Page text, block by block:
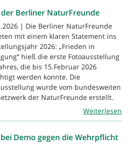
Berliner NaturFreunde
| Die Berliner NaturFreunde
mit einem klaren Statement ins
2026: „Frieden in
hieß die erste Fotoausstellung
die bis 15.Februar 2026
werden konnte. Die
wurde vom bundesweiten
der NaturFreunde erstellt.
Weiterlesen
Demo gegen die Wehrpflicht